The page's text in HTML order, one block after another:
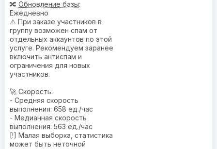
🔀 Обновление базы:
Ежедневно
⚠️ При заказе участников в
группу возможен спам от
отдельных аккаунтов по этой
услуге. Рекомендуем заранее
включить антиспам и
ограничения для новых
участников.
🚀 Скорость:
- Средняя скорость
выполнения: 658 ед./час
- Медианная скорость
выполнения: 563 ед./час
[!] Малая выборка, статистика
может быть неточной